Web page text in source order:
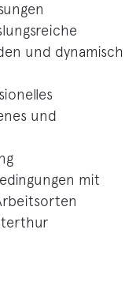
und dynamisch
und
mit